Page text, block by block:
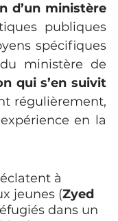
d’un ministère
publiques
spécifiques
ministère de
qui s’en suivit
régulièrement,
en la
à
jeunes (Zyed
dans un